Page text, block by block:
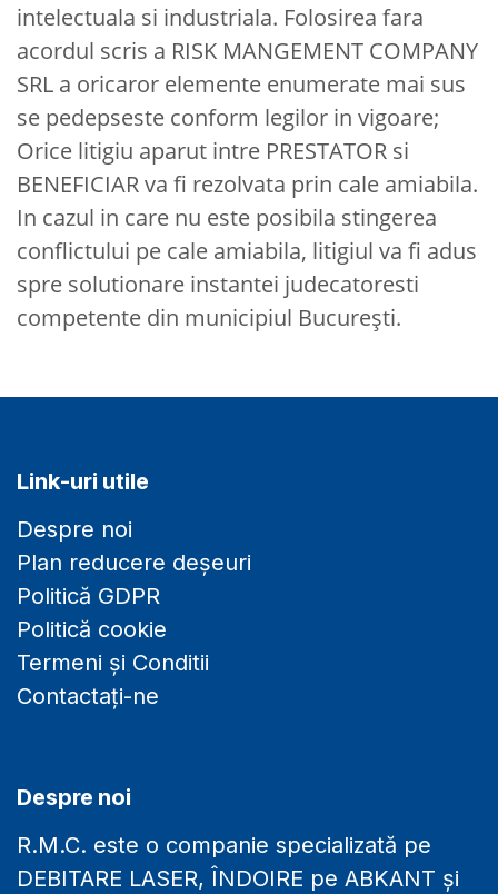
intelectuala si industriala. Folosirea fara
acordul scris a RISK MANGEMENT COMPANY
SRL a oricaror elemente enumerate mai sus
se pedepseste conform legilor in vigoare;
Orice litigiu aparut intre PRESTATOR si
BENEFICIAR va fi rezolvata prin cale amiabila.
In cazul in care nu este posibila stingerea
conflictului pe cale amiabila, litigiul va fi adus
spre solutionare instantei judecatoresti
competente din municipiul Bucureşti.
Link-uri utile
Despre noi
Plan reducere deșeuri
Politică GDPR
Politică cookie
Termeni și Conditii
Contactați-ne
Despre noi
R.M.C. este o companie specializată pe
DEBITARE LASER, ÎNDOIRE pe ABKANT și